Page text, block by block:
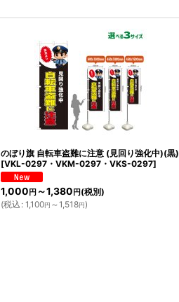
のぼり旗 自転車盗難に注意 (見回り強化中)(黒)
[VKL-0297・VKM-0297・VKS-0297]
1,000 円 ～1,380 円 (税別)
(税込 : 1,100円 ～1,518円)